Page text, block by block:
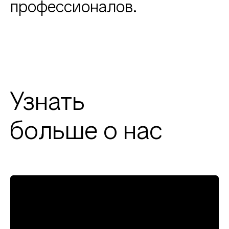
профессионалов.
Узнать
больше о нас